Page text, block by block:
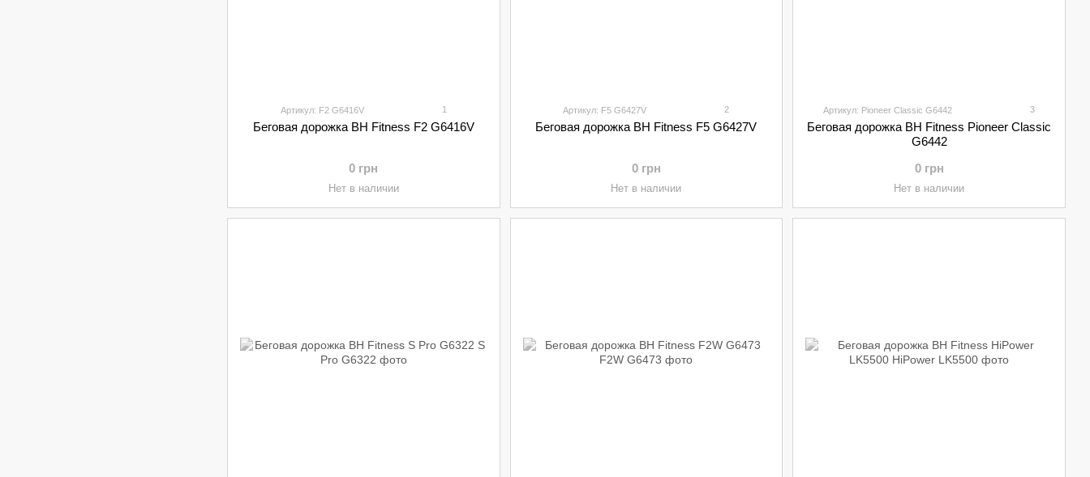
Артикул: F2 G6416V 1
Беговая дорожка BH Fitness F2 G6416V
0 грн
Нет в наличии
Артикул: F5 G6427V 2
Беговая дорожка BH Fitness F5 G6427V
0 грн
Нет в наличии
Артикул: Pioneer Classic G6442 3
Беговая дорожка BH Fitness Pioneer Classic
G6442
0 грн
Нет в наличии